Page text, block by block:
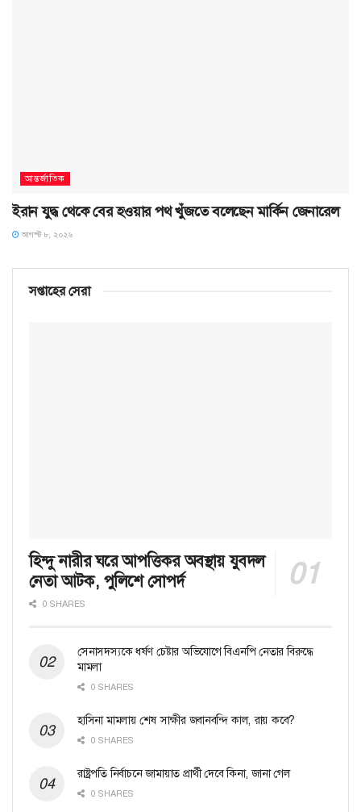
আন্তর্জাতিক
ইরান যুদ্ধ থেকে বের হওয়ার পথ খুঁজতে বলেছেন মার্কিন জেনারেল
আগস্ট ৮, ২০২৬
সপ্তাহের সেরা
হিন্দু নারীর ঘরে আপত্তিকর অবস্থায় যুবদল
নেতা আটক, পুলিশে সোপর্দ
0 SHARES
সেনাসদস্যকে ধর্ষণ চেষ্টার অভিযোগে বিএনপি নেতার বিরুদ্ধে
মামলা
0 SHARES
হাসিনা মামলায় শেষ সাক্ষীর জবানবন্দি কাল, রায় কবে?
0 SHARES
রাষ্ট্রপতি নির্বাচনে জামায়াত প্রার্থী দেবে কিনা, জানা গেল
0 SHARES